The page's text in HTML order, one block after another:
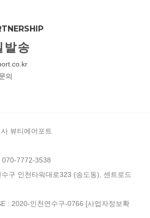
발송
의
뷰티에어포트
070-7772-3538
구 인천타워대로323 (송도동), 센트로드
: 2020-인천연수구-0766 [사업자정보확